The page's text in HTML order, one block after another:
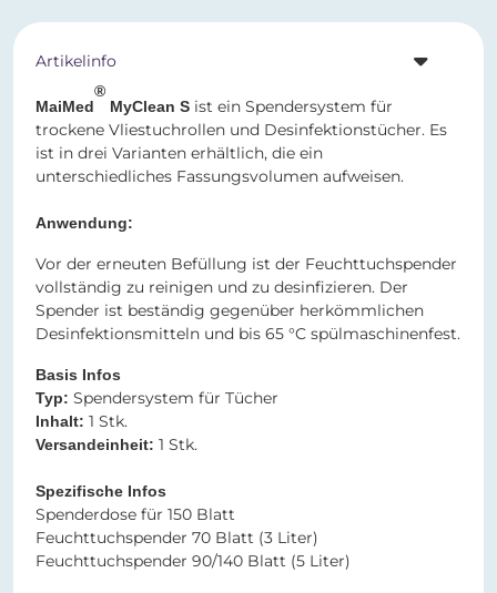
Artikelinfo
MaiMed
®
MyClean S ist ein Spendersystem für
trockene Vliestuchrollen und Desinfektionstücher. Es
ist in drei Varianten erhältlich, die ein
unterschiedliches Fassungsvolumen aufweisen.
Anwendung:
Vor der erneuten Befüllung ist der Feuchttuchspender
vollständig zu reinigen und zu desinfizieren. Der
Spender ist beständig gegenüber herkömmlichen
Desinfektionsmitteln und bis 65 °C spülmaschinenfest.
Basis Infos
Typ: Spendersystem für Tücher
Inhalt: 1 Stk.
Versandeinheit: 1 Stk.
Spezifische Infos
Spenderdose für 150 Blatt
Feuchttuchspender 70 Blatt (3 Liter)
Feuchttuchspender 90/140 Blatt (5 Liter)